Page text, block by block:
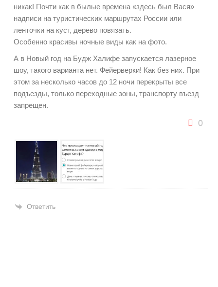
никак! Почти как в былые времена «здесь был Вася»
надписи на туристических маршрутах России или
ленточки на куст, дерево повязать.
Особенно красивы ночные виды как на фото.
А в Новый год на Будж Халифе запускается лазерное
шоу, такого варианта нет. Фейерверки! Как без них. При
этом за несколько часов до 12 ночи перекрыты все
подъезды, только переходные зоны, транспорту въезд
запрещен.
0
Ответить